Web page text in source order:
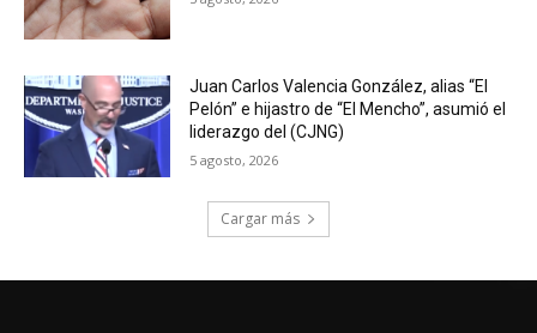
Juan Carlos Valencia González, alias “El
Pelón” e hijastro de “El Mencho”, asumió el
liderazgo del (CJNG)
5 agosto, 2026
Cargar más